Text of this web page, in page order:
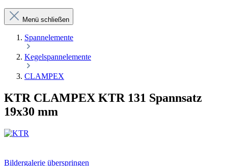
Menü schließen
Spannelemente
Kegelspannelemente
CLAMPEX
KTR CLAMPEX KTR 131 Spannsatz
19x30 mm
Bildergalerie überspringen